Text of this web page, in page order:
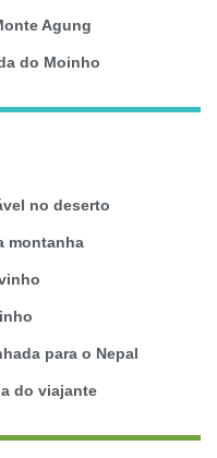
Agung
do Moinho
no deserto
montanha
para o Nepal
do viajante